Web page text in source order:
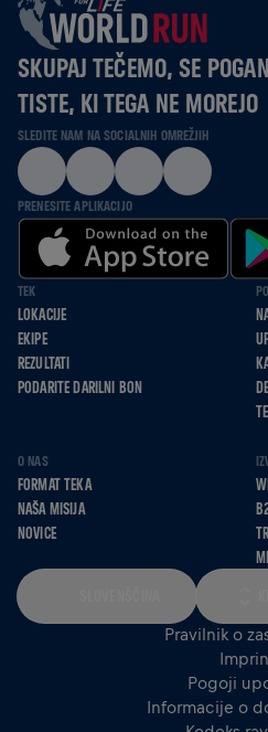
SKUPAJ TEČEMO, SE
TISTE, KI TEGA NE MOREJO
SLEDITE NAM NA SOCIALNIH OMREŽJIH
PRENESITE APLIKACIJO
TEK
LOKACIJE
EKIPE
REZULTATI
PODARITE DARILNI BON
O NAS
FORMAT TEKA
NAŠA MISIJA
NOVICE
Pravilnik o
Pogoji
Informacije o